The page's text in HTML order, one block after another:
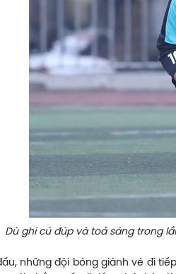
Dù ghi cú đúp và toả sáng trong
những đội bóng giành vé đi